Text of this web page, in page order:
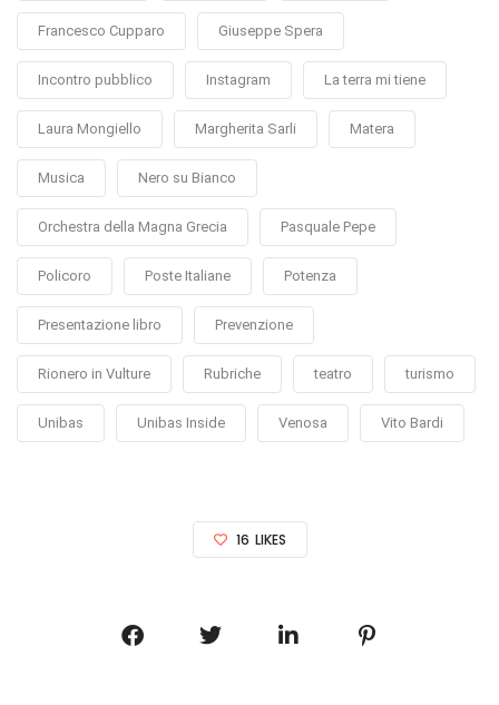
Francesco Cupparo Giuseppe Spera
Incontro pubblico Instagram La terra mi tiene
Laura Mongiello Margherita Sarli Matera
Musica Nero su Bianco
Orchestra della Magna Grecia Pasquale Pepe
Policoro Poste Italiane Potenza
Presentazione libro Prevenzione
Rionero in Vulture Rubriche teatro turismo
Unibas Unibas Inside Venosa Vito Bardi
16 LIKES